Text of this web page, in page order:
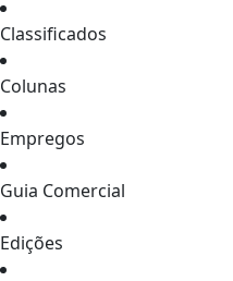
Classificados
Colunas
Empregos
Guia Comercial
Edições